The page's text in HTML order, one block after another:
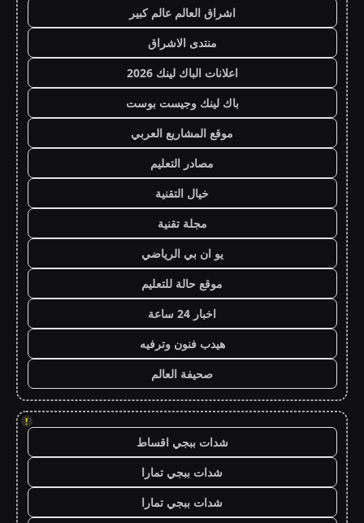
اشراق العالم عالم كبير
منتدى الاشراق
اعلانات الباك لينك 2026
باك لينك وجيست بوست
موقع المشاريع العربي
مصادر التعليم
خيال التقنية
مجلة تقنية
يو ان بي الرياضي
موقع حالة للتعليم
اخبار 24 ساعة
هيدب فنون وترفيه
صحيفة العالم
!
شدات ببجي اقساط
شدات ببجي تمارا
شدات ببجي تمارا